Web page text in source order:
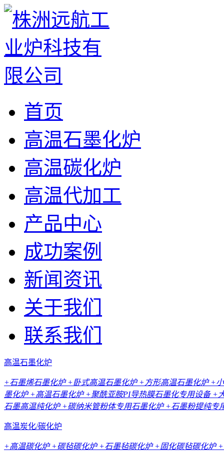
首页
高温石墨化炉
高温碳化炉
高温代加工
产品中心
成功案例
新闻资讯
关于我们
联系我们
高温石墨化炉
+石墨烯石墨化炉+卧式高温石墨化炉+方形高温石墨化炉+
墨化炉+高温石墨化炉+聚酰亚胺PI导热膜石墨化专用设备 +
石墨高温纯化炉+碳纳米管粉体专用石墨化炉+石墨粉提纯专
高温炭化/碳化炉
+高温碳化炉+碳毡碳化炉+石墨毡碳化炉+固化碳毡碳化炉